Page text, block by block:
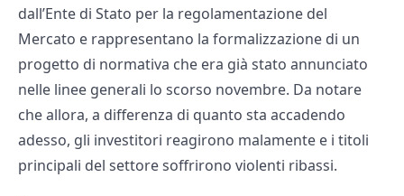
dall’Ente di Stato per la regolamentazione del
Mercato e rappresentano la formalizzazione di un
progetto di normativa che era già stato annunciato
nelle linee generali lo scorso novembre. Da notare
che allora, a differenza di quanto sta accadendo
adesso, gli investitori reagirono malamente e i titoli
principali del settore soffrirono violenti ribassi.